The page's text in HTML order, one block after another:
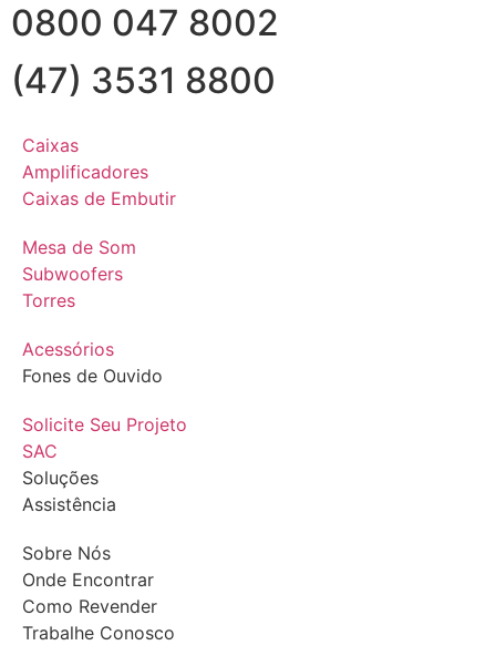
0800 047 8002
(47) 3531 8800
Caixas
Amplificadores
Caixas de Embutir
Mesa de Som
Subwoofers
Torres
Acessórios
Fones de Ouvido
Solicite Seu Projeto
SAC
Soluções
Assistência
Sobre Nós
Onde Encontrar
Como Revender
Trabalhe Conosco